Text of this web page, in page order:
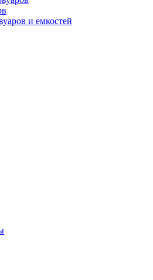
и емкостей